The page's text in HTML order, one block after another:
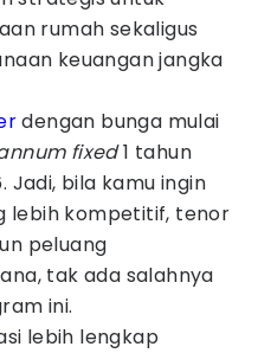
rumah sekaligus
keuangan jangka
dengan bunga mulai
fixed1 tahun
Jadi, bila kamu ingin
lebih kompetitif, tenor
peluang
tak ada salahnya
ini.
lebih lengkap